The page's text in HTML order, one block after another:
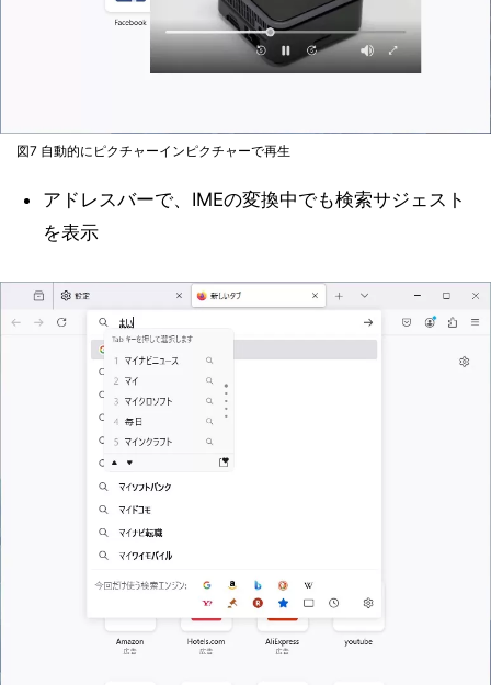
図7 自動的にピクチャーインピクチャーで再生
アドレスバーで、IMEの変換中でも検索サジェスト
を表示